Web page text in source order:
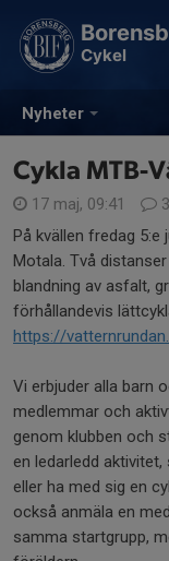
Nyheter
Cykel
Cykla MTB-
17 maj, 09:41
På kvällen fredag
Motala. Två
blandning av asfalt,
förhållandevis
https://
Vi erbjuder alla barn
medlemmar och
genom klubben och
en ledarledd
eller ha med sig en
också anmäla en
samma startgrupp,